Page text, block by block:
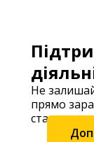
Не
прямо
станьте